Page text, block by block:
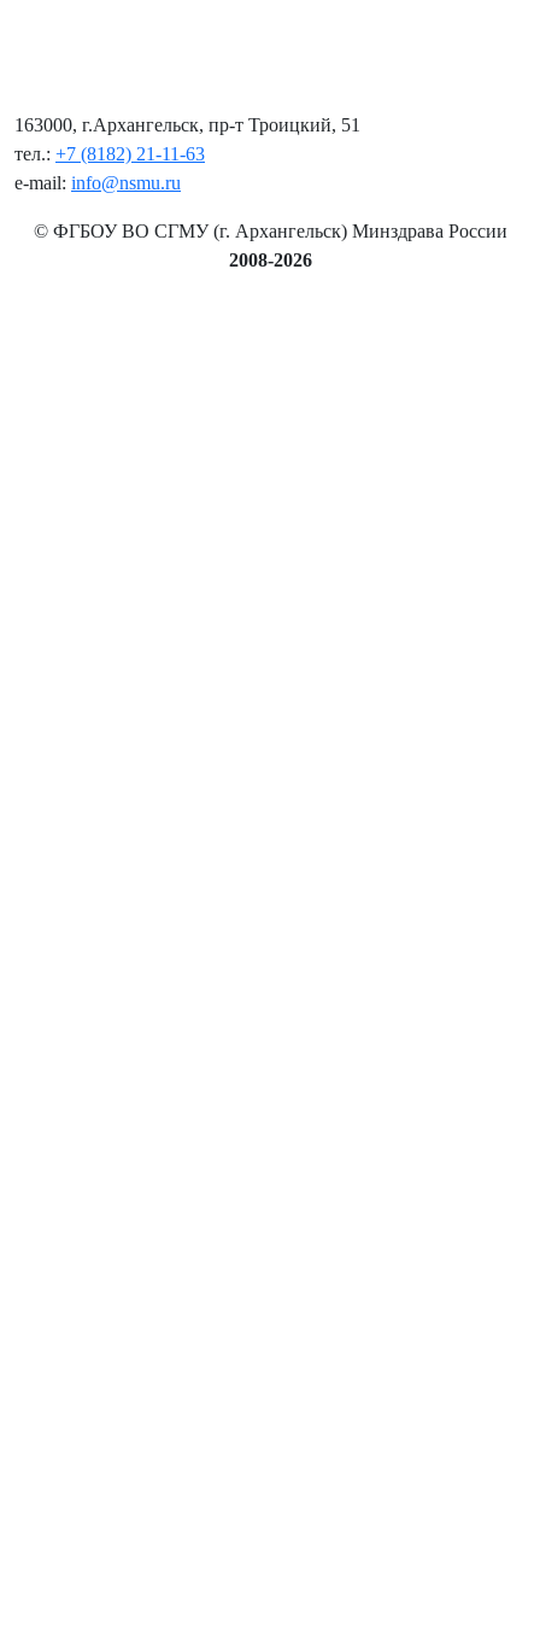
163000, г.Архангельск, пр-т Троицкий, 51
тел.: +7 (8182) 21-11-63
e-mail: info@nsmu.ru
© ФГБОУ ВО СГМУ (г. Архангельск) Минздрава России
2008-2026